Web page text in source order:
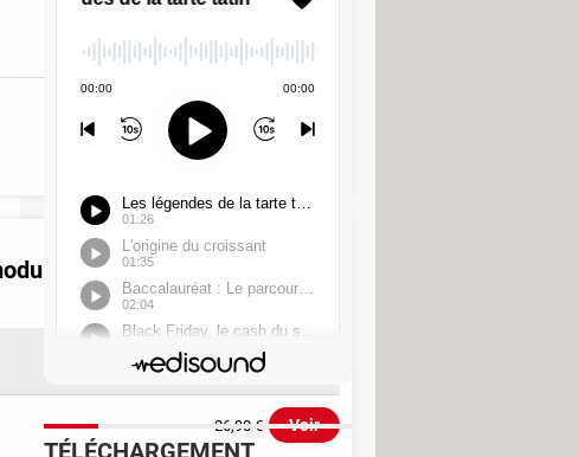
15,69 €
Contenu sponsorisé
de mémoire 4 Go 1 x 4 Go
OCCASION
à partir de 6,90 €
26,90 € Voir